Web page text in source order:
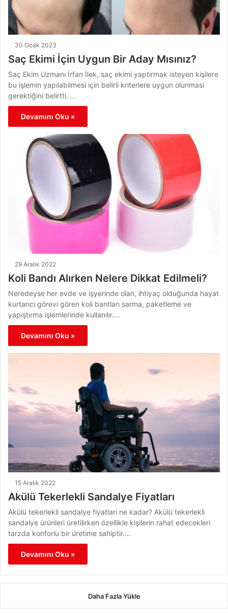
30 Ocak 2023
Saç Ekimi İçin Uygun Bir Aday Mısınız?
Saç Ekim Uzmanı İrfan İlek, saç ekimi yaptırmak isteyen kişilere
bu işlemin yapılabilmesi için belirli kriterlere uygun olunması
gerektiğini belirtti. …
Devamını Oku »
29 Aralık 2022
Koli Bandı Alırken Nelere Dikkat Edilmeli?
Neredeyse her evde ve işyerinde olan, ihtiyaç olduğunda hayat
kurtarıcı görevi gören koli bantları sarma, paketleme ve
yapıştırma işlemlerinde kullanılır.…
Devamını Oku »
15 Aralık 2022
Akülü Tekerlekli Sandalye Fiyatları
Akülü tekerlekli sandalye fiyatları ne kadar? Akülü tekerlekli
sandalye ürünleri üretilirken özellikle kişilerin rahat edecekleri
tarzda konforlu bir üretime sahiptir.…
Devamını Oku »
Daha Fazla Yükle